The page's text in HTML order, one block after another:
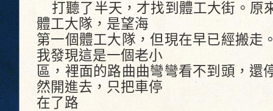
打聽了半天，才找到體工大街。原
體工大隊，是望海
第一個體工大隊，但現在早已經搬走
我發現這是一個老小
區，裡面的路曲曲彎彎看不到頭，還
然開進去，只把車停
在了路